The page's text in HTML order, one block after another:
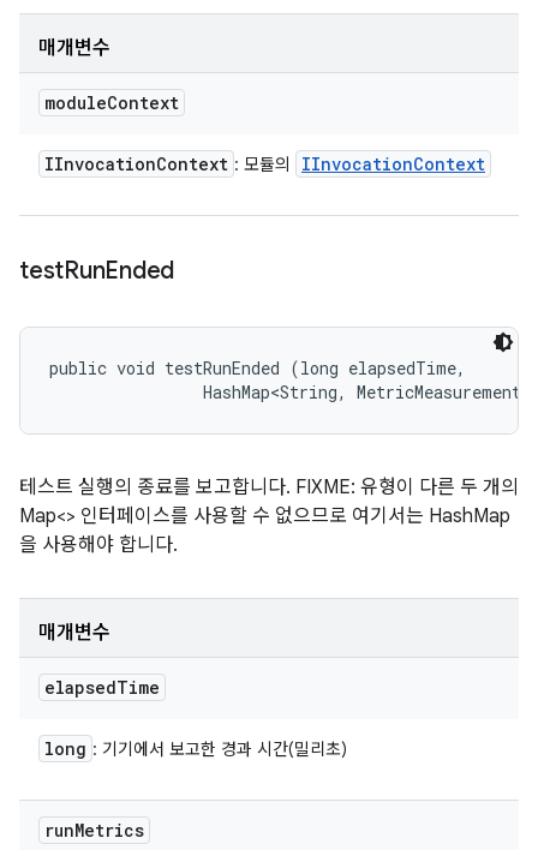
매개변수
moduleContext
IInvocationContext : 모듈의 IInvocationContext
testRunEnded
public void testRunEnded (long elapsedTime,
HashMap<String,
테스트 실행의 종료를 보고합니다. FIXME: 유형이 다른 두 개의
Map<> 인터페이스를 사용할 수 없으므로 여기서는 HashMap
을 사용해야 합니다.
매개변수
elapsedTime
long : 기기에서 보고한 경과 시간(밀리초)
runMetrics